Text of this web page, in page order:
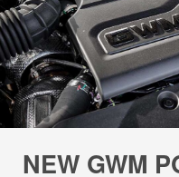
NEW GWM